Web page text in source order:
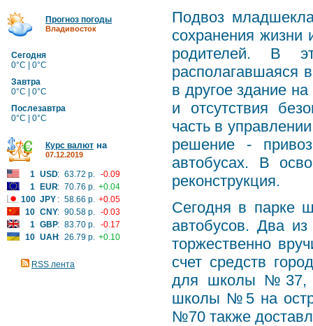
Прогноз погоды
Владивосток
Сегодня
0°C | 0°C
Завтра
0°C | 0°C
Послезавтра
0°C | 0°C
Курс валют на
07.12.2019
1 USD: 63.72 р. -0.09
1
EUR: 70.76 р. +0.04
100 JPY : 58.66 р. +0.05
10 CNY: 90.58 р. -0.03
1 GBP: 83.70 р. -0.17
10 UAH: 26.79 р. +0.10
RSS лента
Подвоз
сохранения жизни
родителей. В
располагавшаяся
в другое здание
и отсутствия
часть в
решение -
автобусах. В
реконструкция.
Сегодня в парке
автобусов. Два
торжественно
счет средств
для школы №37,
школы №5 на
№70 также